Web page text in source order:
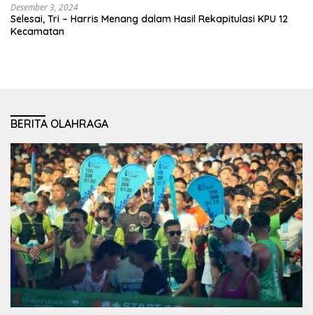
Desember 3, 2024
Selesai, Tri – Harris Menang dalam Hasil Rekapitulasi KPU 12
Kecamatan
BERITA OLAHRAGA